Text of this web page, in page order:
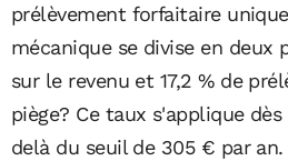
prélèvement forfaitaire
mécanique se divise en deux
sur le revenu et 17,2 % de
piège? Ce taux s'applique
delà du seuil de 305 € par